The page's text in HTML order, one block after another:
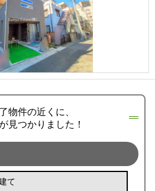
物件の近くに、
見つかりました！
て